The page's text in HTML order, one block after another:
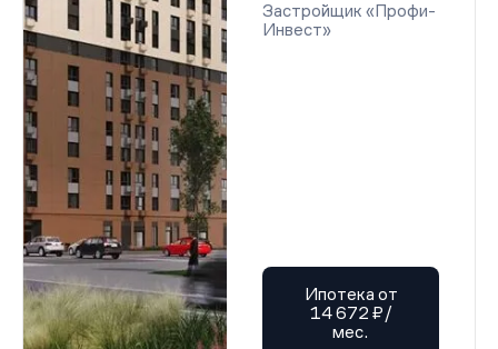
Застройщик «Профи-
Инвест»
Ипотека от
14 672 ₽/
мес.